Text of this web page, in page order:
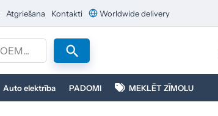
Atgriešana Kontakti Worldwide delivery
Auto elektrība PADOMI MEKLĒT ZĪMOLU